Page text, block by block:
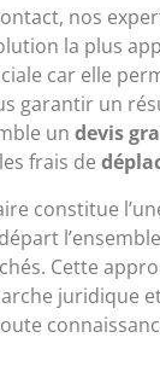
nos
la plus
car elle
garantir un
un devis
frais de
constitue
Cette
juridique